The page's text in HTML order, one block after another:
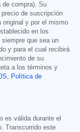
de compra). Su
precio de suscripción
original y por el mismo
en los
que sea un
y para el cual recibirá
de su
a los términos y
, Política de
es válida durante el
Transcurrido este